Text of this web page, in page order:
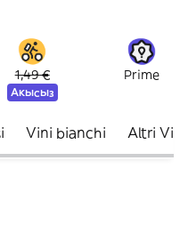
1,49 €
Акысыз
Prime
Vini bianchi Altri Vini